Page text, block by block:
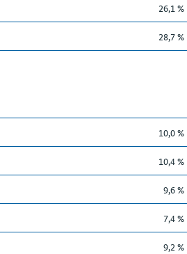
26,1 %
28,7 %
10,0 %
10,4 %
9,6 %
7,4 %
9,2 %